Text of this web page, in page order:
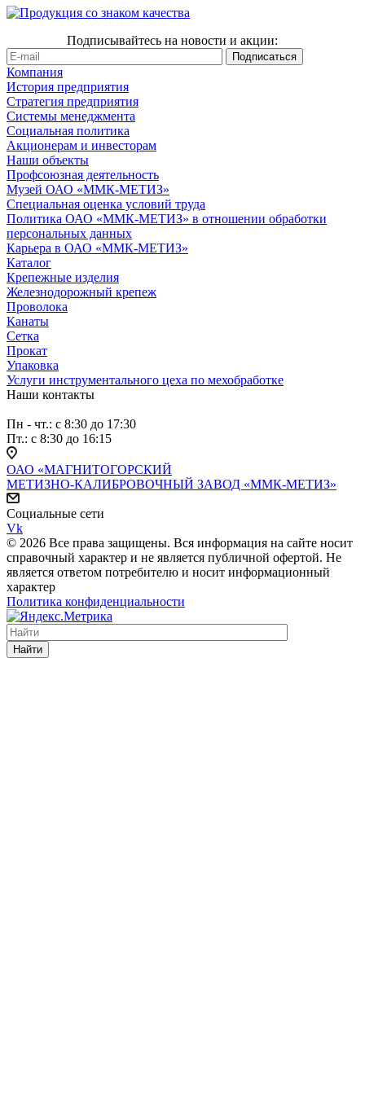
Подписывайтесь на новости и акции:
Компания
История предприятия
Стратегия предприятия
Системы менеджмента
Социальная политика
Акционерам и инвесторам
Наши объекты
Профсоюзная деятельность
Музей ОАО «ММК-МЕТИЗ»
Специальная оценка условий труда
Политика ОАО «ММК-МЕТИЗ» в отношении обработки
персональных данных
Карьера в ОАО «ММК-МЕТИЗ»
Каталог
Крепежные изделия
Железнодорожный крепеж
Проволока
Канаты
Сетка
Прокат
Упаковка
Услуги инструментального цеха по мехобработке
Наши контакты
Пн - чт.: с 8:30 до 17:30
Пт.: с 8:30 до 16:15
ОАО «МАГНИТОГОРСКИЙ
МЕТИЗНО-КАЛИБРОВОЧНЫЙ ЗАВОД «ММК-МЕТИЗ»
Социальные сети
Vk
© 2026 Все права защищены. Вся информация на сайте носит
справочный характер и не является публичной офертой. Не
является ответом потребителю и носит информационный
характер
Политика конфиденциальности
Найти